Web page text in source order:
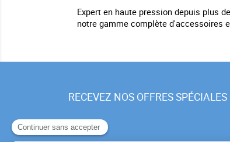
Expert en haute pression depuis plus
notre gamme complète d'accessoires
RECEVEZ NOS OFFRES SPÉCIALES